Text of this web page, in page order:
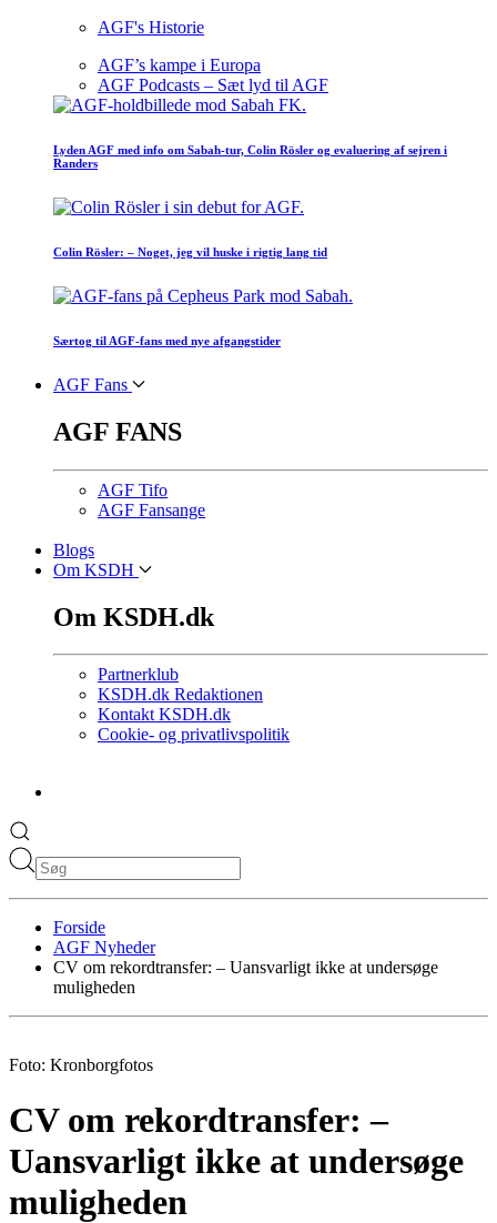
AGF's Historie
AGF’s kampe i Europa
AGF Podcasts – Sæt lyd til AGF
Lyden AGF med info om Sabah-tur, Colin Rösler og evaluering af sejren i
Randers
Colin Rösler: – Noget, jeg vil huske i rigtig lang tid
Særtog til AGF-fans med nye afgangstider
AGF Fans
AGF FANS
AGF Tifo
AGF Fansange
Blogs
Om KSDH
Om KSDH.dk
Partnerklub
KSDH.dk Redaktionen
Kontakt KSDH.dk
Cookie- og privatlivspolitik
Forside
AGF Nyheder
CV om rekordtransfer: – Uansvarligt ikke at undersøge
muligheden
Foto: Kronborgfotos
CV om rekordtransfer: –
Uansvarligt ikke at undersøge
muligheden